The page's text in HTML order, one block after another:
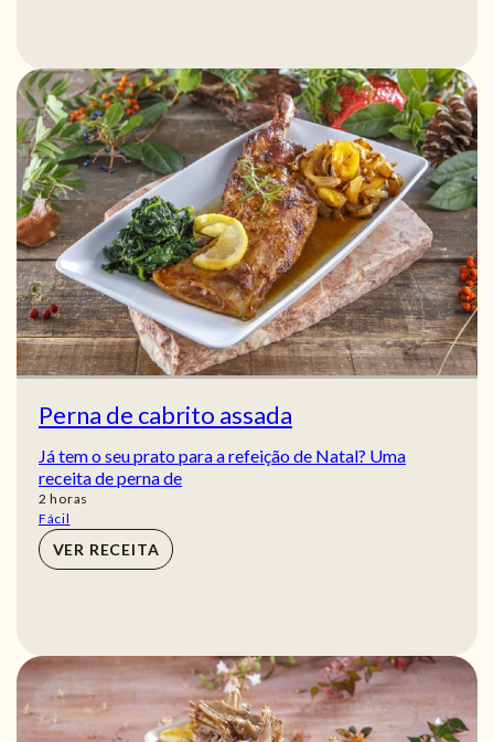
Perna de cabrito assada
Já tem o seu prato para a refeição de Natal? Uma
receita de perna de
2 horas
horas
Fácil
VER RECEITA